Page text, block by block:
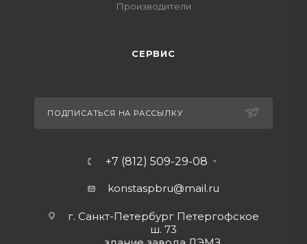
Производители
СЕРВИС
ПОДПИСАТЬСЯ НА РАССЫЛКУ
+7 (812) 509-29-08
konstaspbru@mail.ru
г. Санкт-Петербург Петергофское
ш. 73